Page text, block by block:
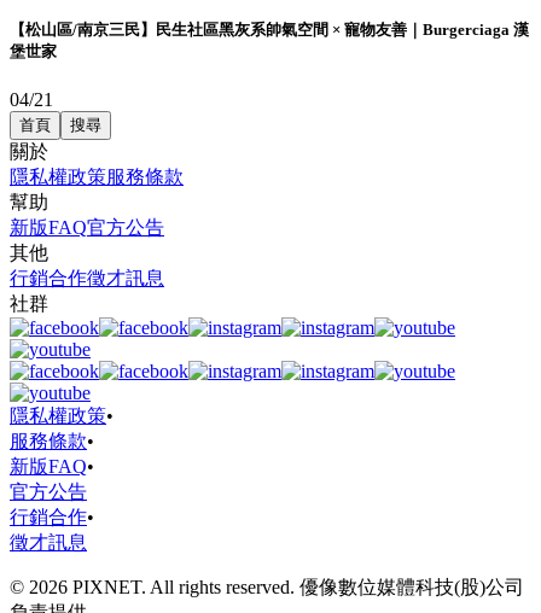
【松山區/南京三民】民生社區黑灰系帥氣空間 × 寵物友善｜Burgerciaga 漢
堡世家
04/21
首頁 搜尋
關於
隱私權政策服務條款
幫助
新版FAQ官方公告
其他
行銷合作徵才訊息
社群
隱私權政策•
服務條款•
新版FAQ•
官方公告
行銷合作•
徵才訊息
© 2026 PIXNET. All rights reserved. 優像數位媒體科技(股)公司